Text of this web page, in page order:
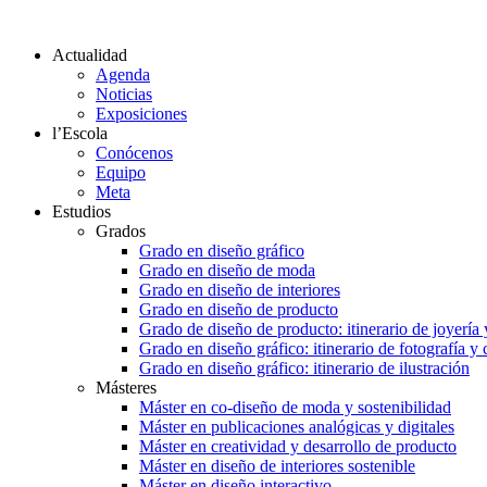
Actualidad
Agenda
Noticias
Exposiciones
l’Escola
Conócenos
Equipo
Meta
Estudios
Grados
Grado en diseño gráfico
Grado en diseño de moda
Grado en diseño de interiores
Grado en diseño de producto
Grado de diseño de producto: itinerario de joyería
Grado en diseño gráfico: itinerario de fotografía y
Grado en diseño gráfico: itinerario de ilustración
Másteres
Máster en co-diseño de moda y sostenibilidad
Máster en publicaciones analógicas y digitales
Máster en creatividad y desarrollo de producto
Máster en diseño de interiores sostenible